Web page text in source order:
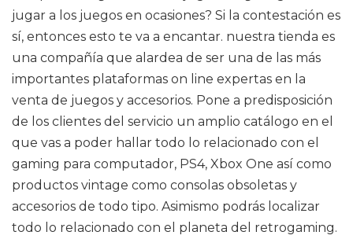
jugar a los juegos en ocasiones? Si la contestación es
sí, entonces esto te va a encantar. nuestra tienda es
una compañía que alardea de ser una de las más
importantes plataformas on line expertas en la
venta de juegos y accesorios. Pone a predisposición
de los clientes del servicio un amplio catálogo en el
que vas a poder hallar todo lo relacionado con el
gaming para computador, PS4, Xbox One así como
productos vintage como consolas obsoletas y
accesorios de todo tipo. Asimismo podrás localizar
todo lo relacionado con el planeta del retrogaming.